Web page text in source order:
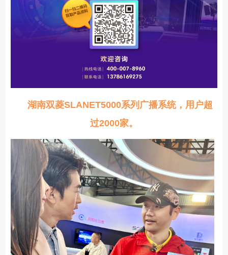
湖南双菱SLANET5000系列广播系统，用户超
过2000家。